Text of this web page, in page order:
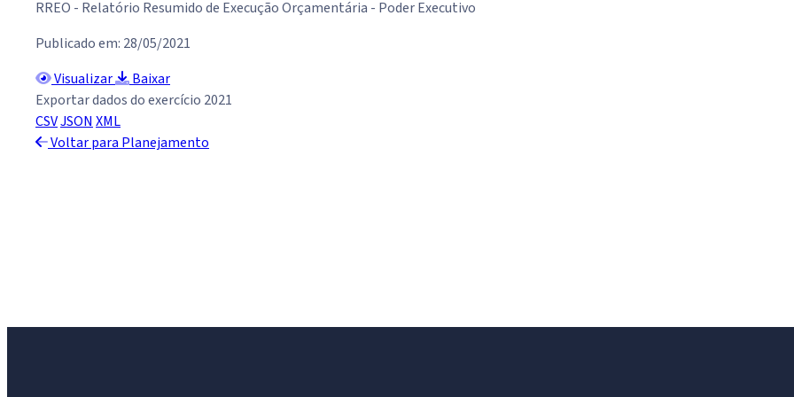
RREO - Relatório Resumido de Execução Orçamentária - Poder Executivo
Publicado em: 28/05/2021
Visualizar
Baixar
Exportar dados do exercício 2021
CSVJSON XML
Voltar para Planejamento